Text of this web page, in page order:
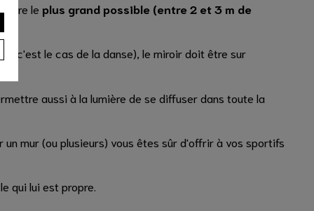
être le plus grand possible (entre 2 et 3 m de
c'est le cas de la danse), le miroir doit être sur
aussi à la lumière de se diffuser dans toute la
mur (ou plusieurs) vous êtes sûr d'offrir à vos sportifs
qui lui est propre.